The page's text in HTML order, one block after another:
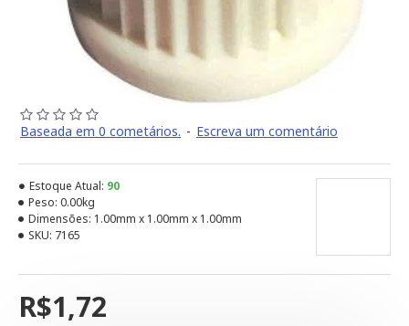
Baseada em 0 cometários. - Escreva um comentário
R$1,72
Estoque Atual: 90
Peso: 0.00kg
Dimensões: 1.00mm x 1.00mm x 1.00mm
SKU: 7165